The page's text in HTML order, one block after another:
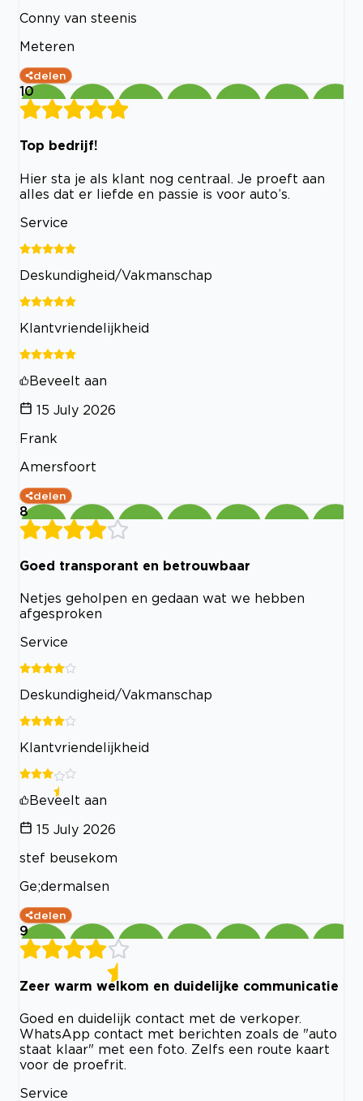
Conny van steenis
Meteren
delen
10
Top bedrijf!
Hier sta je als klant nog centraal. Je proeft aan
alles dat er liefde en passie is voor auto’s.
Service
Deskundigheid/Vakmanschap
Klantvriendelijkheid
Beveelt aan
15 July 2026
Frank
Amersfoort
delen
8
Goed transporant en betrouwbaar
Netjes geholpen en gedaan wat we hebben
afgesproken
Service
Deskundigheid/Vakmanschap
Klantvriendelijkheid
Beveelt aan
15 July 2026
stef beusekom
Ge;dermalsen
delen
9
Zeer warm welkom en duidelijke communicatie
Goed en duidelijk contact met de verkoper.
WhatsApp contact met berichten zoals de "auto
staat klaar" met een foto. Zelfs een route kaart
voor de proefrit.
Service